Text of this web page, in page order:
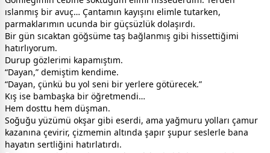
ıslanmış bir avuç… Çantamın kayışını elimle tutarken,
parmaklarımın ucunda bir güçsüzlük dolaşırdı.
Bir gün sıcaktan göğsüme taş bağlanmış gibi hissettiğimi
hatırlıyorum.
Durup gözlerimi kapamıştım.
“Dayan,” demiştim kendime.
“Dayan, çünkü bu yol seni bir yerlere götürecek.”
Kış ise bambaşka bir öğretmendi…
Hem dosttu hem düşman.
Soğuğu yüzümü okşar gibi eserdi, ama yağmuru yolları çamur
kazanına çevirir, çizmemin altında şapır şupur seslerle bana
hayatın sertliğini hatırlatırdı.